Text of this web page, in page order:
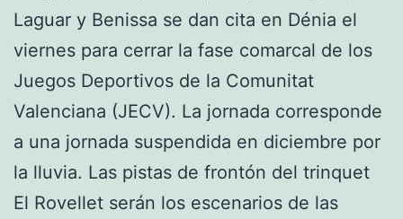
Laguar y Benissa se dan cita en Dénia el
viernes para cerrar la fase comarcal de los
Juegos Deportivos de la Comunitat
Valenciana (JECV). La jornada corresponde
a una jornada suspendida en diciembre por
la lluvia. Las pistas de frontón del trinquet
El Rovellet serán los escenarios de las